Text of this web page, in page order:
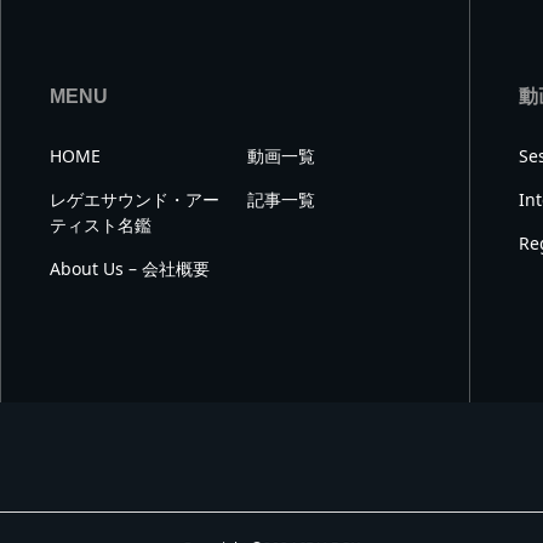
MENU
HOME
動画一覧
レゲエサウンド・アー
ティスト名鑑
記事一覧
About Us – 会社概要
動